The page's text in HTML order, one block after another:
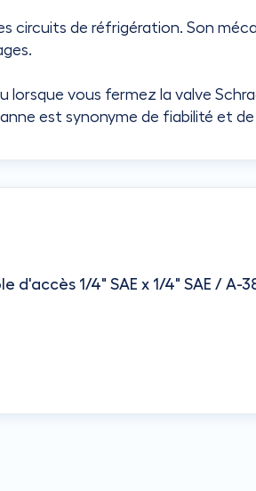
circuits de réfrigération. Son
vous fermez la valve
est synonyme de fiabilité et
d'accès 1/4" SAE x 1/4" SAE / A-